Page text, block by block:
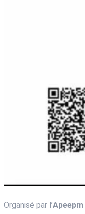
Organisé par l’Apeepm